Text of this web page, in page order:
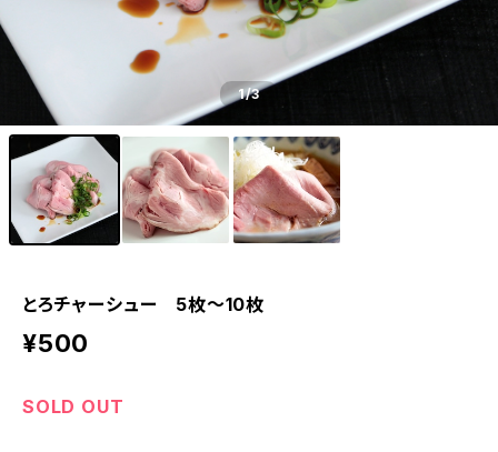
1/3
とろチャーシュー 5枚〜10枚
¥500
SOLD OUT